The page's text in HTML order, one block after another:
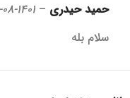
حمید حیدری –
1401-08-28
سلام بله